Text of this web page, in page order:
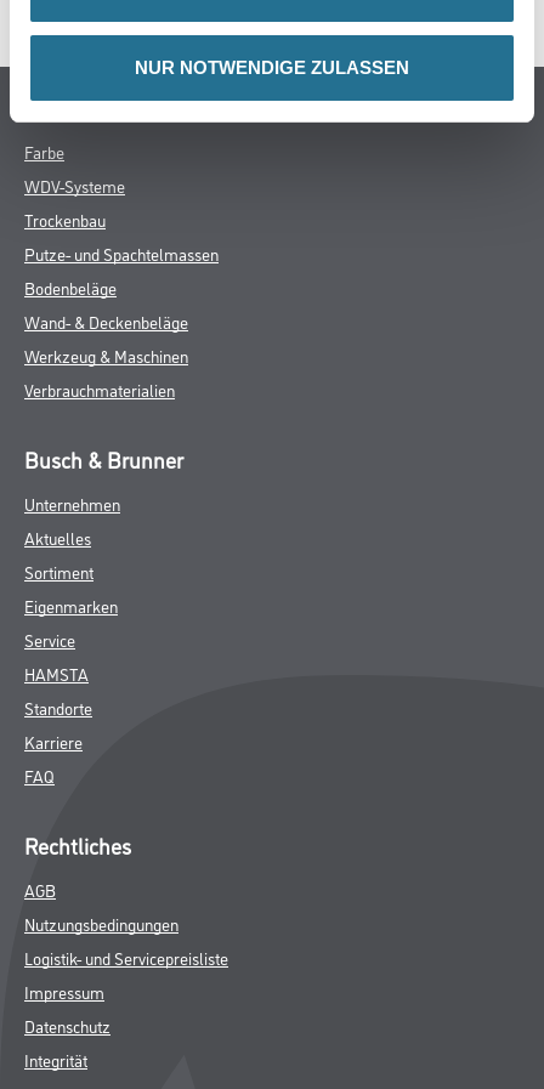
NUR NOTWENDIGE ZULASSEN
Online-Shop
Farbe
WDV-Systeme
Trockenbau
Putze- und Spachtelmassen
Bodenbeläge
Wand- & Deckenbeläge
Werkzeug & Maschinen
Verbrauchmaterialien
Busch & Brunner
Unternehmen
Aktuelles
Sortiment
Eigenmarken
Service
HAMSTA
Standorte
Karriere
FAQ
Rechtliches
AGB
Nutzungsbedingungen
Logistik- und Servicepreisliste
Impressum
Datenschutz
Integrität